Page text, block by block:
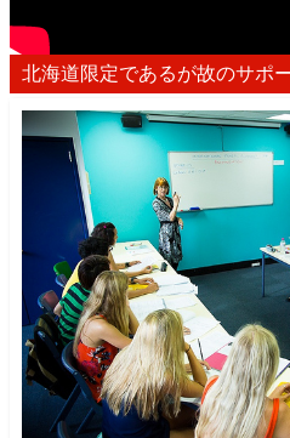
北海道限定であるが故のサポ